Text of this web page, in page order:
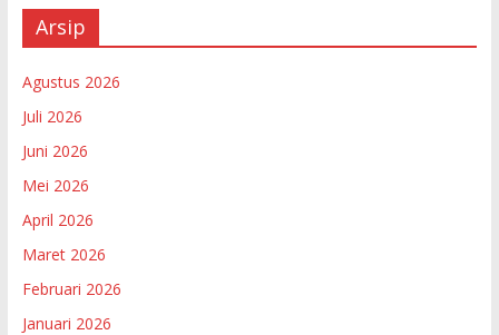
Arsip
Agustus 2026
Juli 2026
Juni 2026
Mei 2026
April 2026
Maret 2026
Februari 2026
Januari 2026